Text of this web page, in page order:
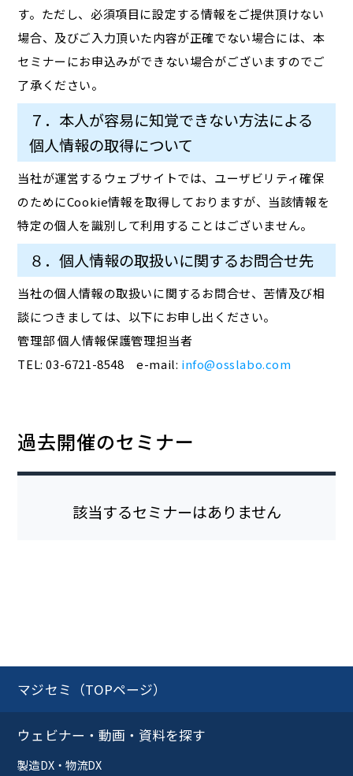
す。ただし、必須項目に設定する情報をご提供頂けない
場合、及びご入力頂いた内容が正確でない場合には、本
セミナーにお申込みができない場合がございますのでご
了承ください。
７．本人が容易に知覚できない方法による
個人情報の取得について
当社が運営するウェブサイトでは、ユーザビリティ確保
のためにCookie情報を取得しておりますが、当該情報を
特定の個人を識別して利用することはございません。
８．個人情報の取扱いに関するお問合せ先
当社の個人情報の取扱いに関するお問合せ、苦情及び相
談につきましては、以下にお申し出ください。
管理部 個人情報保護管理担当者
TEL: 03-6721-8548 e-mail: info@osslabo.com
過去開催のセミナー
該当するセミナーはありません
マジセミ（TOPページ）
ウェビナー・動画・資料を探す
製造DX・物流DX